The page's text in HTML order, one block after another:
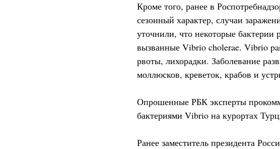
Кроме того, ранее в
сезонный характер, случаи
уточнили, что некоторые
вызванные Vibrio cholerae. Vibrio
рвоты, лихорадки. Заболевание
моллюсков, креветок, крабов и
Опрошенные РБК эксперты
бактериями Vibrio на курортах
Ранее заместитель президента